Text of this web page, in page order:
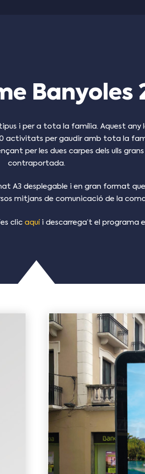
Banyoles
i per a tota la família. Aquest any
activitats per gaudir amb tota la
per les dues carpes dels ulls
contraportada.
A3 desplegable i en gran format
mitjans de comunicació de la
clic aquí i descarrega’t el programa